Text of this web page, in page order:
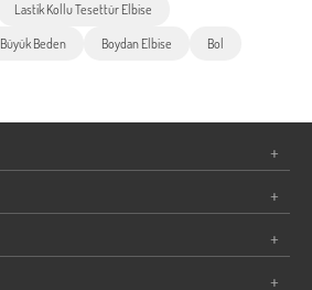
Lastik Kollu Tesettür Elbise
Büyük Beden Boydan Elbise Bol
+
+
+
+